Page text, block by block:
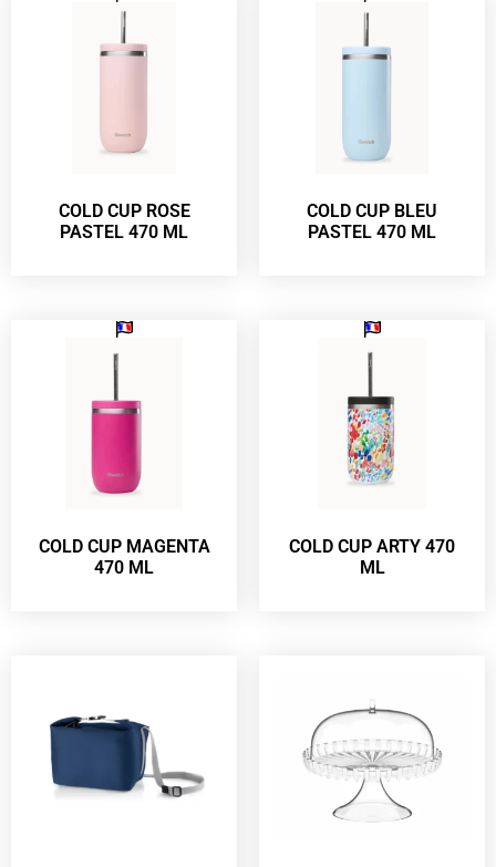
COLD CUP ROSE
PASTEL 470 ML
COLD CUP BLEU
PASTEL 470 ML
COLD CUP MAGENTA
470 ML
COLD CUP ARTY 470
ML